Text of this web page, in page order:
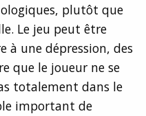
plutôt que
Le jeu peut être
à une dépression, des
que le joueur ne se
totalement dans le
important de